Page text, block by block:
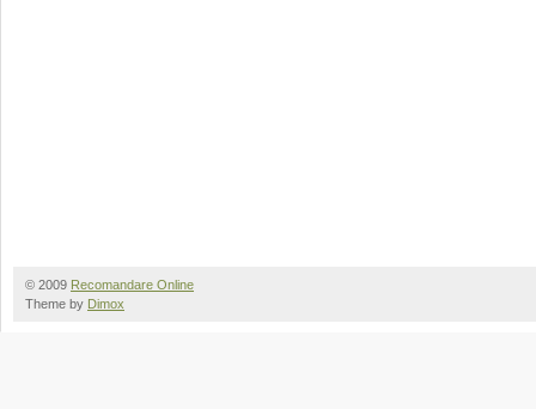
© 2009 Recomandare Online
Theme by Dimox